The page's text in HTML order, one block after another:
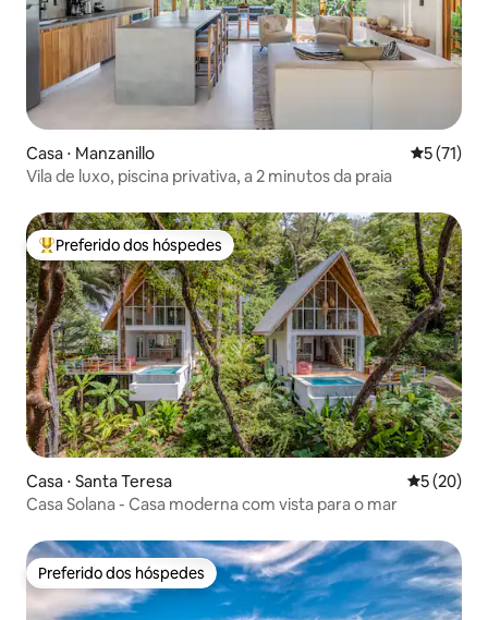
Casa ⋅ Manzanillo 5 de uma
5 (71)
Vila de luxo, piscina privativa, a 2 minutos da praia
Entre os melhores preferidos dos hóspedes
Preferido dos hóspedes
Casa ⋅ Santa Teresa 5 de uma
5 (20)
Casa Solana - Casa moderna com vista para o mar
Preferido dos hóspedes
Preferido dos hóspedes